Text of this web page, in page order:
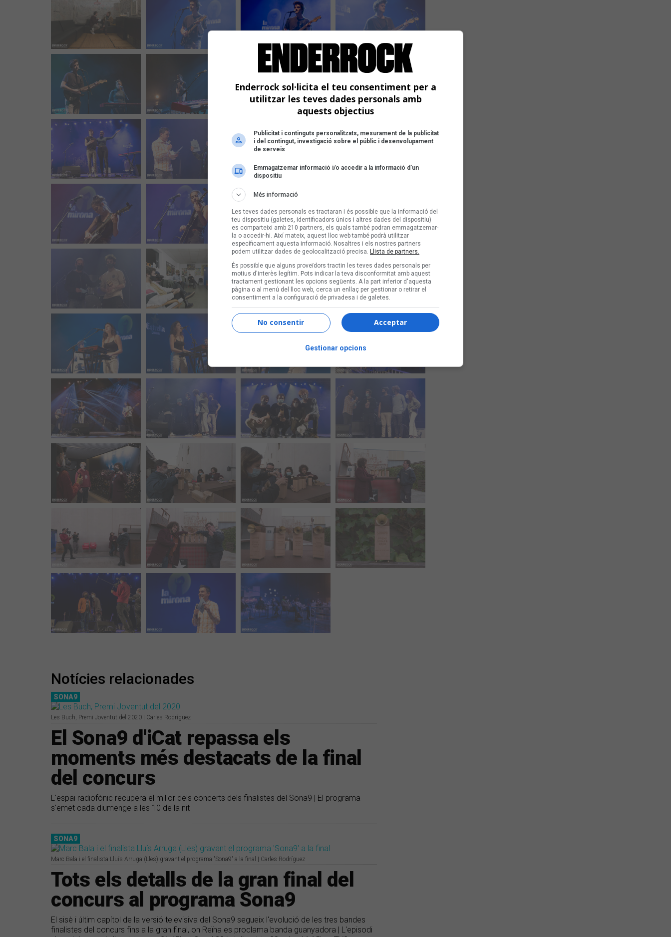
Notícies relacionades
SONA9
Les Buch, Premi Joventut del 2020 | Carles Rodríguez
El Sona9 d'iCat repassa els
moments més destacats de la final
del concurs
L'espai radiofònic recupera el millor dels concerts dels finalistes del Sona9 | El programa
s'emet cada diumenge a les 10 de la nit
SONA9
Marc Bala i el finalista Lluís Arruga (Lles) gravant el programa 'Sona9' a la final | Carles Rodríguez
Tots els detalls de la gran final del
concurs al programa Sona9
El sisè i últim capítol de la versió televisiva del Sona9 segueix l'evolució de les tres bandes
finalistes del concurs fins a la gran final, on Reïna es proclama banda guanyadora | L'episodi
Enderrock sol·licita el teu consentiment per a
utilitzar les teves dades personals amb
aquests objectius
Publicitat i continguts personalitzats, mesurament de la publicitat
i del contingut, investigació sobre el públic i desenvolupament
de serveis
Emmagatzemar informació i/o accedir a la informació d’un
dispositiu
Més informació
Les teves dades personals es tractaran i és possible que la informació del
teu dispositiu (galetes, identificadors únics i altres dades del dispositiu)
es comparteixi amb 210 partners, els quals també podran emmagatzemar-
la o accedir-hi. Així mateix, aquest lloc web també podrà utilitzar
específicament aquesta informació. Nosaltres i els nostres partners
podem utilitzar dades de geolocalització precisa. Llista de partners.
És possible que alguns proveïdors tractin les teves dades personals per
motius d'interès legítim. Pots indicar la teva disconformitat amb aquest
tractament gestionant les opcions següents. A la part inferior d'aquesta
pàgina o al menú del lloc web, cerca un enllaç per gestionar o retirar el
consentiment a la configuració de privadesa i de galetes.
Acceptar
No consentir
Gestionar opcions